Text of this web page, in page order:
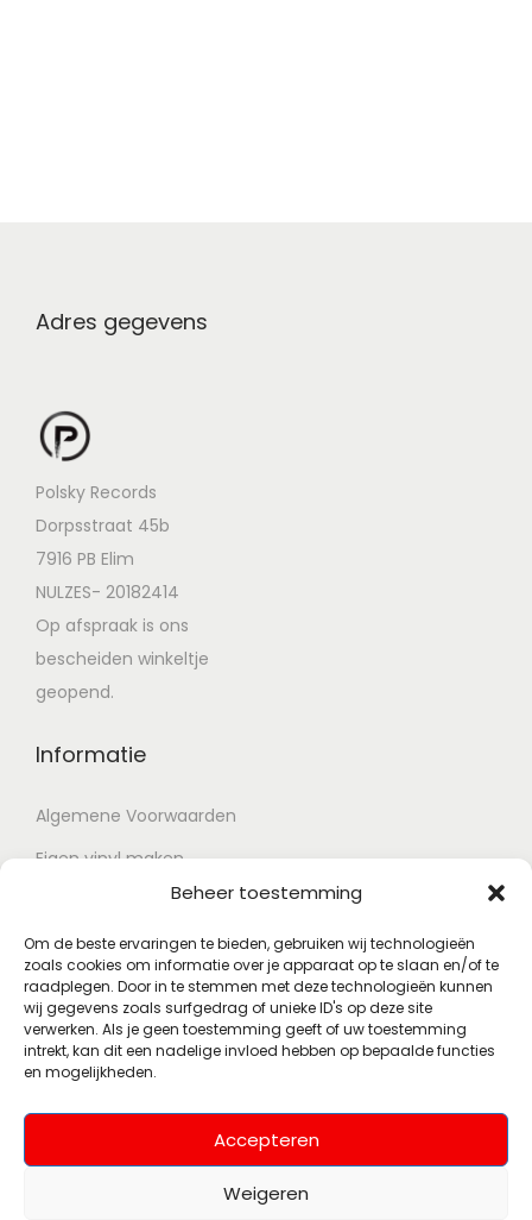
Beheer toestemming
Om de beste ervaringen te bieden, gebruiken wij technologieën
zoals cookies om informatie over je apparaat op te slaan en/of te
raadplegen. Door in te stemmen met deze technologieën kunnen
wij gegevens zoals surfgedrag of unieke ID's op deze site
verwerken. Als je geen toestemming geeft of uw toestemming
intrekt, kan dit een nadelige invloed hebben op bepaalde functies
en mogelijkheden.
Accepteren
Weigeren
Adres gegevens
Polsky Records
Dorpsstraat 45b
7916 PB Elim
NULZES- 20182414
Op afspraak is ons
bescheiden winkeltje
geopend.
Informatie
Algemene Voorwaarden
Eigen vinyl maken
Retour voorwaarden
Contact
Account
Mijn account
Wenslijst